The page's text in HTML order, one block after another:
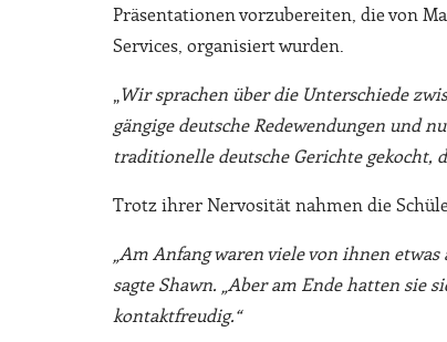
Präsentationen vorzubereiten, die von
Services, organisiert wurden.
Wir sprachen über die Unterschiede
gängige deutsche Redewendungen und
traditionelle deutsche Gerichte gekocht,
Trotz ihrer Nervosität nahmen die
„Am Anfang waren viele von ihnen
sagte Shawn. „Aber am Ende hatten sie
kontaktfreudig.“